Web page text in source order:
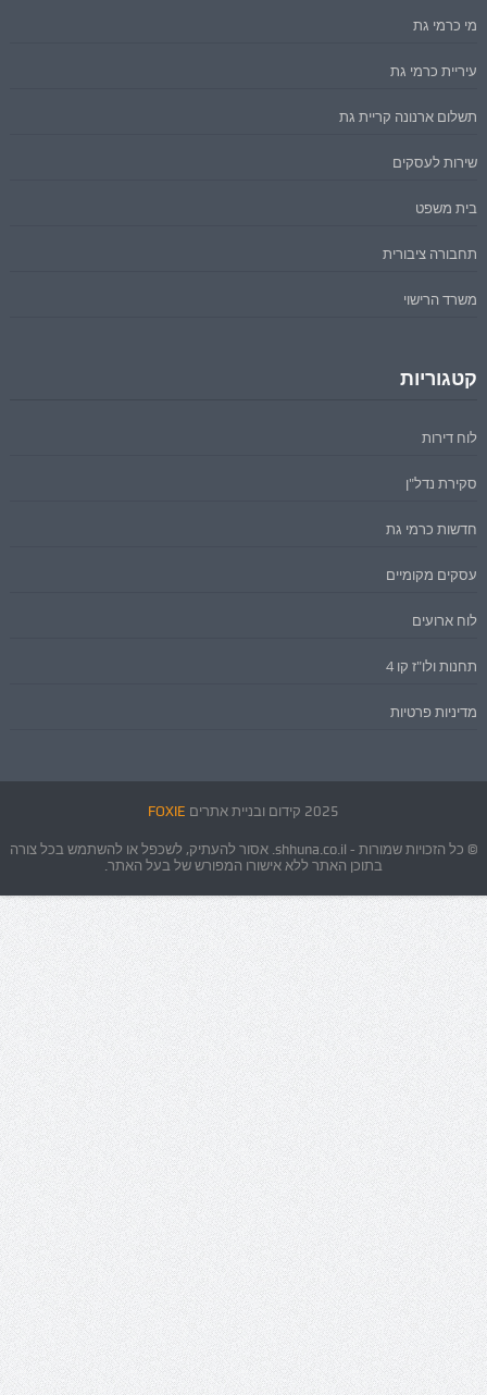
מי כרמי גת
עיריית כרמי גת
תשלום ארנונה קריית גת
שירות לעסקים
בית משפט
תחבורה ציבורית
משרד הרישוי
קטגוריות
לוח דירות
סקירת נדל"ן
חדשות כרמי גת
עסקים מקומיים
לוח ארועים
תחנות ולו"ז קו 4
מדיניות פרטיות
2025 קידום ובניית אתרים FOXIE
© כל הזכויות שמורות - shhuna.co.il. אסור להעתיק, לשכפל או להשתמש בכל צורה
בתוכן האתר ללא אישורו המפורש של בעל האתר.